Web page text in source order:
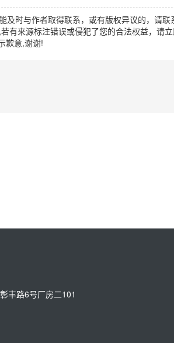
时与作者取得联系，或有版权异议的，请联
有来源标注错误或侵犯了您的合法权益，请
歉意,谢谢!
丰路6号厂房二101